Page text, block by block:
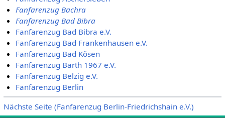
Fanfarenzug Bachra
Fanfarenzug Bad Bibra
Fanfarenzug Bad Bibra e.V.
Fanfarenzug Bad Frankenhausen e.V.
Fanfarenzug Bad Kösen
Fanfarenzug Barth 1967 e.V.
Fanfarenzug Belzig e.V.
Fanfarenzug Berlin
Nächste Seite (Fanfarenzug Berlin-Friedrichshain e.V.)